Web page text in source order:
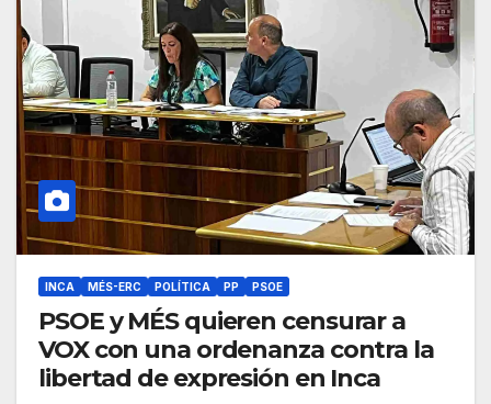
INCA MÉS-ERC POLÍTICA PP PSOE
PSOE y MÉS quieren censurar a
VOX con una ordenanza contra la
libertad de expresión en Inca